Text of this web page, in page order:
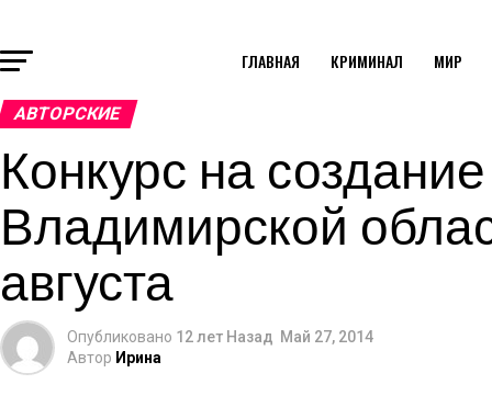
ГЛАВНАЯ КРИМИНАЛ МИР
АВТОРСКИЕ
Конкурс на
Владимирской
августа
Опубликовано 12 лет Назад Май 27, 2014
Автор Ирина